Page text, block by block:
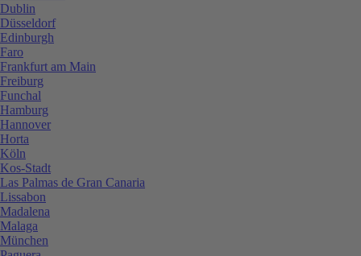
Dublin
Düsseldorf
Edinburgh
Faro
Frankfurt am Main
Freiburg
Funchal
Hamburg
Hannover
Horta
Köln
Kos-Stadt
Las Palmas de Gran Canaria
Lissabon
Madalena
Malaga
München